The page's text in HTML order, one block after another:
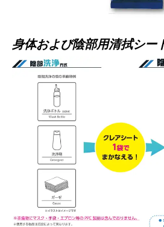
身体および陰部用清拭シー